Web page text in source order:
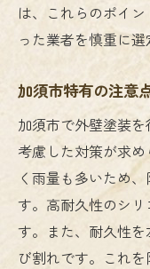
は、これらのポイ
った業者を慎重に選
加須市特有の注意
加須市で外壁塗装
考慮した対策が求
く雨量も多いため
す。高耐久性のシ
す。また、耐久性
び割れです。これ